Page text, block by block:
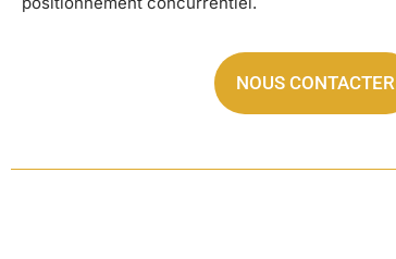
NOUS CONTACTER